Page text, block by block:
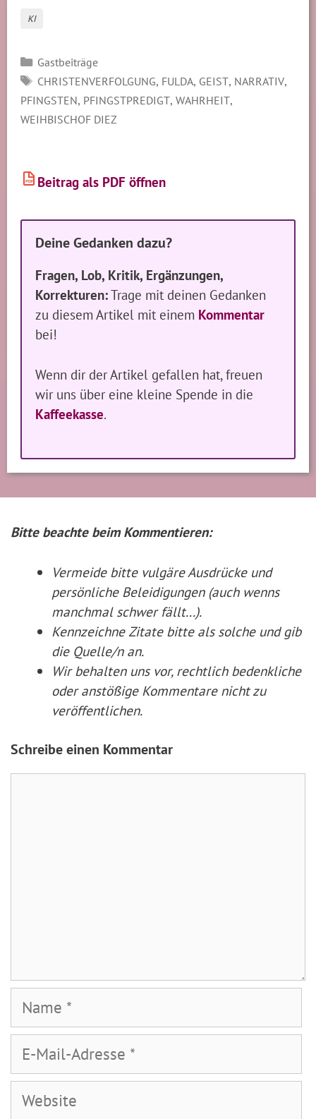
KI
Kategorien
Gastbeiträge
SCHLAGWÖRTER
CHRISTENVERFOLGUNG, FULDA, GEIST, NARRATIV,
PFINGSTEN, PFINGSTPREDIGT,WAHRHEIT,
WEIHBISCHOF DIEZ
PDF Beitrag als PDF öffnen
Deine Gedanken dazu?
Fragen, Lob, Kritik, Ergänzungen,
Korrekturen:Trage mit deinen Gedanken
zu diesem Artikel mit einem Kommentar
bei!
Wenn dir der Artikel gefallen hat, freuen
wir uns über eine kleine Spende in die
Kaffeekasse.
Bitte beachte beim Kommentieren:
Vermeide bitte vulgäre Ausdrücke und
persönliche Beleidigungen (auch wenns
manchmal schwer fällt...).
Kennzeichne Zitate bitte als solche und gib
die Quelle/n an.
Wir behalten uns vor, rechtlich bedenkliche
oder anstößige Kommentare nicht zu
veröffentlichen.
Schreibe einen Kommentar
Mail-
Adresse